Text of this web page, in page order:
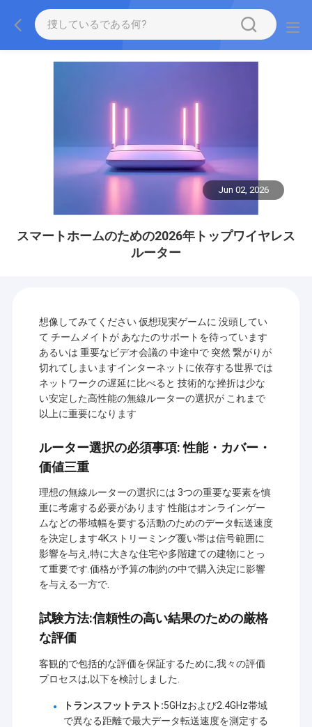
Jun 02, 2026
スマートホームのための2026年トップワイヤレス
ルーター
想像してみてください 仮想現実ゲームに 没頭してい
て チームメイトが あなたのサポートを待っています
あるいは 重要なビデオ会議の 中途中で 突然 繋がりが
切れてしまいますインターネットに依存する世界では
ネットワークの遅延に比べると 技術的な挫折は少な
い安定した高性能の無線ルーターの選択が これまで
以上に重要になります
ルーター選択の必須事項: 性能・カバー・
価値三重
理想の無線ルーターの選択には 3つの重要な要素を慎
重に考慮する必要があります 性能はオンラインゲー
ムなどの帯域幅を要する活動のためのデータ転送速度
を決定します4Kストリーミング覆い帯は信号範囲に
影響を与え,特に大きな住宅や多階建ての建物にとっ
て重要です.価格が予算の制約の中で購入決定に影響
を与える一方で.
試験方法:信頼性の高い結果のための厳格
な評価
客観的で包括的な評価を保証するために,我々の評価
プロセスは,以下を検討しました.
トランスフットテスト:5GHzおよび2.4GHz帯域
で異なる距離で最大データ転送速度を測定する